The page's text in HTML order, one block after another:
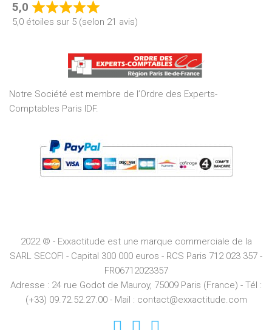
5,0
Rated
5,0
of
5
5,0 étoiles sur 5 (selon 21 avis)
Notre Société est membre de l’Ordre des Experts-
Comptables Paris IDF.
2022 © - Exxactitude est une marque commerciale de la
SARL SECOFI - Capital 300 000 euros - RCS Paris 712 023 357 -
FR06712023357
Adresse : 24 rue Godot de Mauroy, 75009 Paris (France) - Tél :
(+33) 09.72.52.27.00 - Mail : contact@exxactitude.com